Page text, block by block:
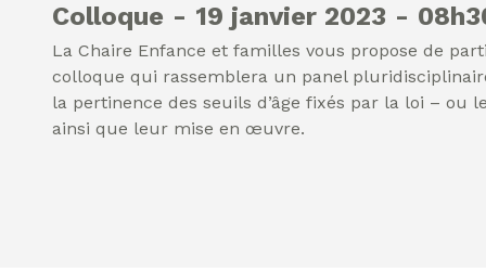
Chaire Enfance &
Chaire Droit & éthique
santé numérique
Colloque 19 janvier 2023
La Chaire Enfance et familles vous propose de
colloque qui rassemblera un panel
la pertinence des seuils d’âge fixés par la loi – ou
ainsi que leur mise en œuvre.